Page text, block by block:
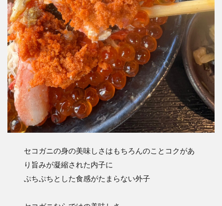
セコガニの身の美味しさはもちろんのことコクがあ
り旨みが凝縮された内子に
ぷちぷちとした食感がたまらない外子